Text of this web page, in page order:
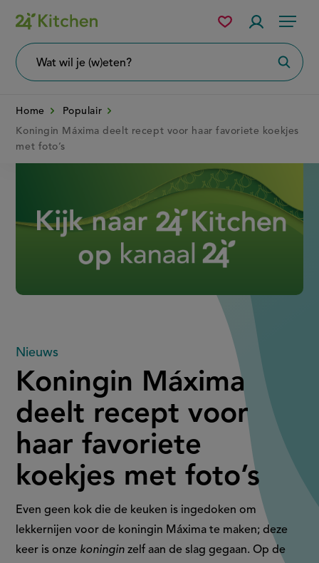
Overslaan
en
naar
Menu
wil
Mijn
bewaarde
Home
Populair
Koningin Máxima deelt recept voor haar favoriete koekjes
met foto’s
Koningin
Máxima
deelt
recept
voor
haar
favoriete
Nieuws
Koningin Máxima
deelt recept voor
haar favoriete
koekjes met foto’s
Even geen kok die de keuken is ingedoken om
lekkernijen voor de koningin Máxima te maken; deze
keer is onze koningin zelf aan de slag gegaan. Op de